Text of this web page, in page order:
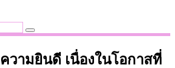
วามยินดี เนื่องในโอกาสที่